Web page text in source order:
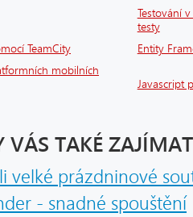
Testování
testy
TeamCity
Entity
mobilních
Javascript
VÁS TAKÉ ZAJÍMAT
velké prázdninové
- snadné spouštění